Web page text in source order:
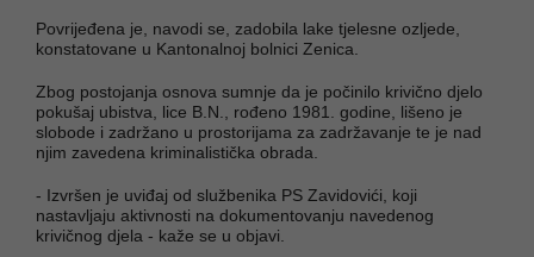
Povrijeđena je, navodi se, zadobila lake tjelesne ozljede,
konstatovane u Kantonalnoj bolnici Zenica.
Zbog postojanja osnova sumnje da je počinilo krivično djelo
pokušaj ubistva, lice B.N., rođeno 1981. godine, lišeno je
slobode i zadržano u prostorijama za zadržavanje te je nad
njim zavedena kriminalistička obrada.
- Izvršen je uviđaj od službenika PS Zavidovići, koji
nastavljaju aktivnosti na dokumentovanju navedenog
krivičnog djela - kaže se u objavi.